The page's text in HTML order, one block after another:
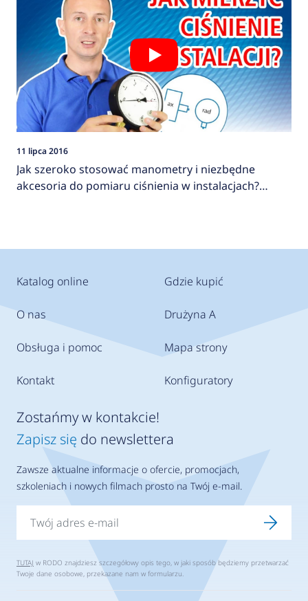
11 lipca 2016
Jak szeroko stosować manometry i niezbędne
akcesoria do pomiaru ciśnienia w instalacjach?
Katalog online
O nas
Obsługa i pomoc
Kontakt
Gdzie kupić
Drużyna A
Mapa strony
Konfiguratory
Zostańmy w kontakcie!
Zapisz się do newslettera
Zawsze aktualne informacje o ofercie, promocjach,
szkoleniach i nowych filmach prosto na Twój e-mail.
TUTAJ w RODO znajdziesz szczegółowy opis tego, w jaki sposób będziemy przetwarzać
Twoje dane osobowe, przekazane nam w formularzu.